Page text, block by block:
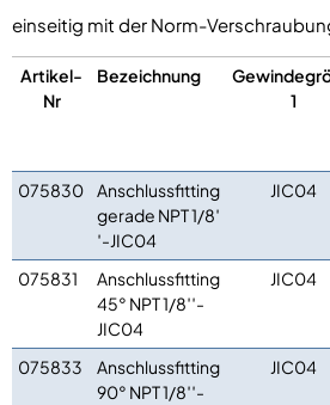
einseitig mit der Norm-
Artikel-
Nr
Bezeichnung
1
075830
Anschlussfitting
gerade NPT 1/8′
′-JIC04
JIC04
075831
Anschlussfitting
45° NPT 1/8′′-
JIC04
JIC04
075833
Anschlussfitting
90° NPT 1/8′′-
JIC04